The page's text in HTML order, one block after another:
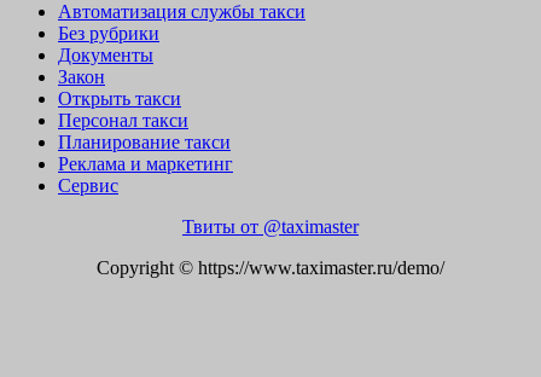
Автоматизация службы такси
Без рубрики
Документы
Закон
Открыть такси
Персонал такси
Планирование такси
Реклама и маркетинг
Сервис
Твиты от @taximaster
Copyright © https://www.taximaster.ru/demo/